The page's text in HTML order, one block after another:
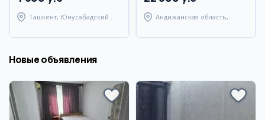
Ташкент, Юнусабадский
Андижанская область,
Новые объявления